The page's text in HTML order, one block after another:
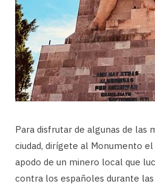
Para disfrutar de algunas de las
ciudad, dirígete al Monumento
apodo de un minero local que
contra los españoles durante